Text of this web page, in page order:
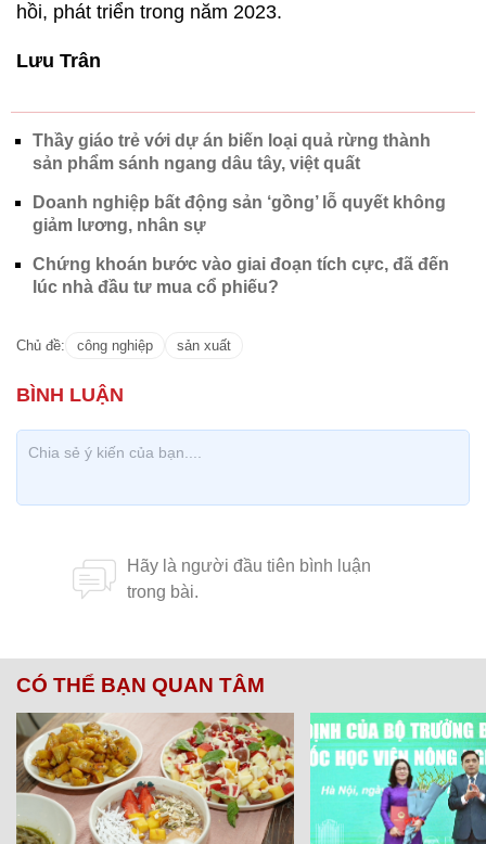
hồi, phát triển trong năm 2023.
Lưu Trân
Thầy giáo trẻ với dự án biến loại quả rừng thành
sản phẩm sánh ngang dâu tây, việt quất
Doanh nghiệp bất động sản ‘gồng’ lỗ quyết không
giảm lương, nhân sự
Chứng khoán bước vào giai đoạn tích cực, đã đến
lúc nhà đầu tư mua cổ phiếu?
Chủ đề: công nghiệp sản xuất
CÓ THỂ BẠN QUAN TÂM